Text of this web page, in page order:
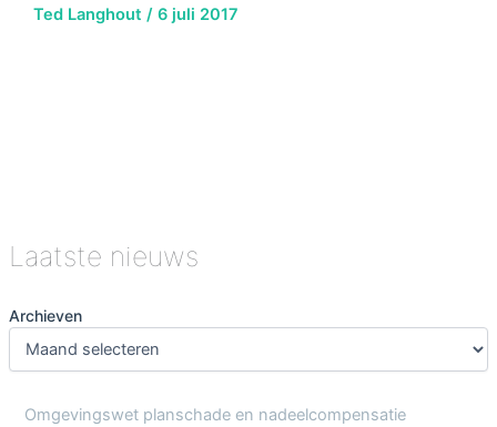
Ted Langhout / 6 juli 2017
Laatste nieuws
Archieven
Omgevingswet planschade en nadeelcompensatie